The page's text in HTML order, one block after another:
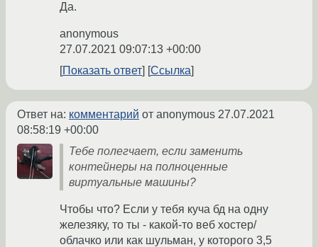
Да.
anonymous
27.07.2021 09:07:13 +00:00
Показать ответ
Ссылка
Ответ на: комментарий от anonymous 27.07.2021
08:58:19 +00:00
Тебе полегчает, если заменить
контейнеры на полноценные
виртуальные машины?
Чтобы что? Если у тебя куча бд на одну
железяку, то ты - какой-то веб хостер/
облачко или как шульман, у которого 3,5